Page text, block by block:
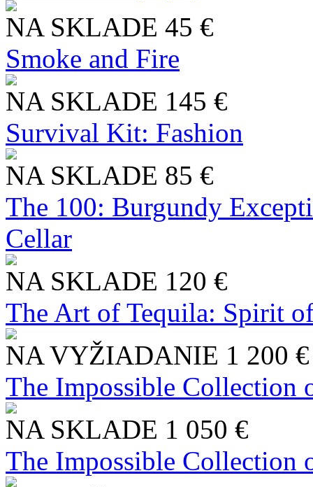
NA SKLADE 45 €
Smoke and Fire
NA SKLADE 145 €
Survival Kit: Fashion
NA SKLADE 85 €
The 100: Burgundy
Cellar
NA SKLADE 120 €
The Art of Tequila: Spirit
NA VYŽIADANIE 1 200 €
The Impossible Collection
NA SKLADE 1 050 €
The Impossible Collection